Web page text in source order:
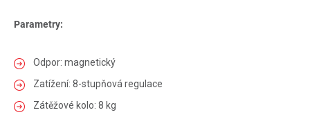
Parametry:
Odpor: magnetický
Zatížení: 8-stupňová regulace
Zátěžové kolo: 8 kg